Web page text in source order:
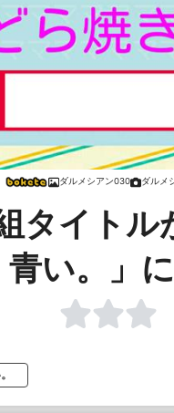
ダルメシアン030 ダルメ
タイトル
い。」に